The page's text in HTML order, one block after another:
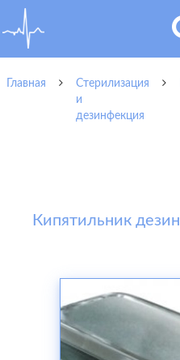
Главная
Стерилизация
и
дезинфекция